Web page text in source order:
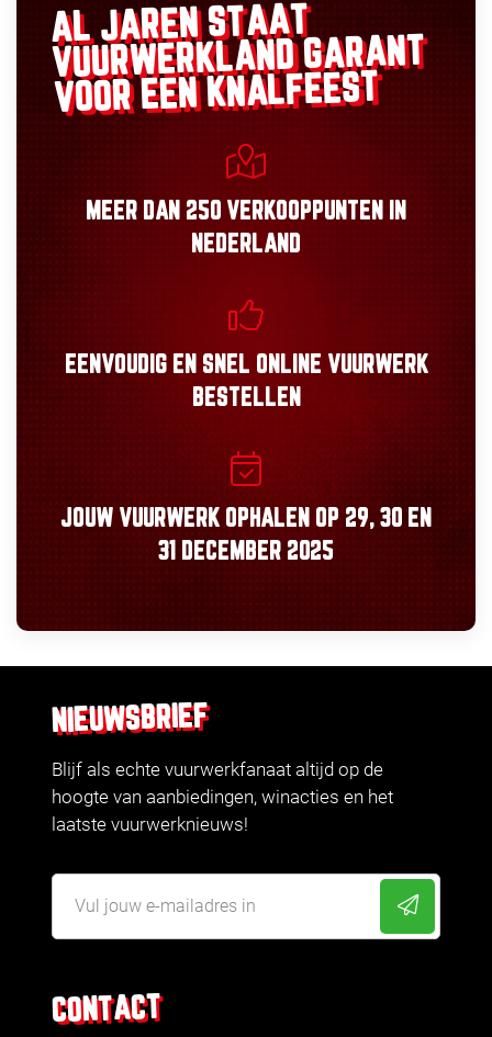
AL JAREN STAAT
VUURWERKLANDGARANT
VOOR EEN KNALFEEST
MEER DAN 250 VERKOOPPUNTEN IN
NEDERLAND
EENVOUDIGEN SNEL ONLINE VUURWERK
BESTELLEN
JOUW VUURWERK OPHALEN OP 29, 30 EN
31 DECEMBER 2025
CONTACT
NIEUWSBRIEF
Blijf als echte vuurwerkfanaat altijd op de
hoogte van aanbiedingen, winacties en het
laatste vuurwerknieuws!